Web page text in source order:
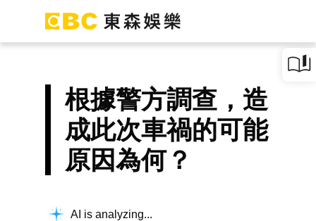
根據警方調查，造
成此次車禍的可能
原因為何？
AI is analyzing...